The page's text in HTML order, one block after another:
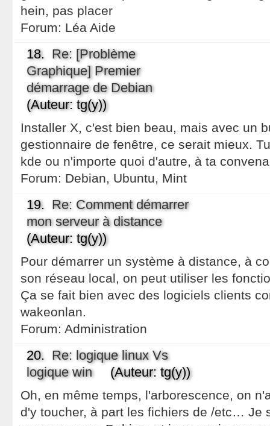
hein, pas placer
Forum: Léa Aide
18. Re: [Problème
Graphique] Premier
démarrage de Debian
(Auteur: tg(y))
Installer X, c'est bien beau, mais avec un
gestionnaire de fenêtre, ce serait mieux.
kde ou n'importe quoi d'autre, à ta
Forum: Debian, Ubuntu, Mint
19. Re: Comment démarrer
mon serveur à distance
(Auteur: tg(y))
Pour démarrer un système à distance, à
son réseau local, on peut utiliser les
Ça se fait bien avec des logiciels clients
wakeonlan.
Forum: Administration
20. Re: logique linux Vs
logique win(Auteur: tg(y))
Oh, en même temps, l'arborescence, on
d'y toucher, à part les fichiers de /etc… Je